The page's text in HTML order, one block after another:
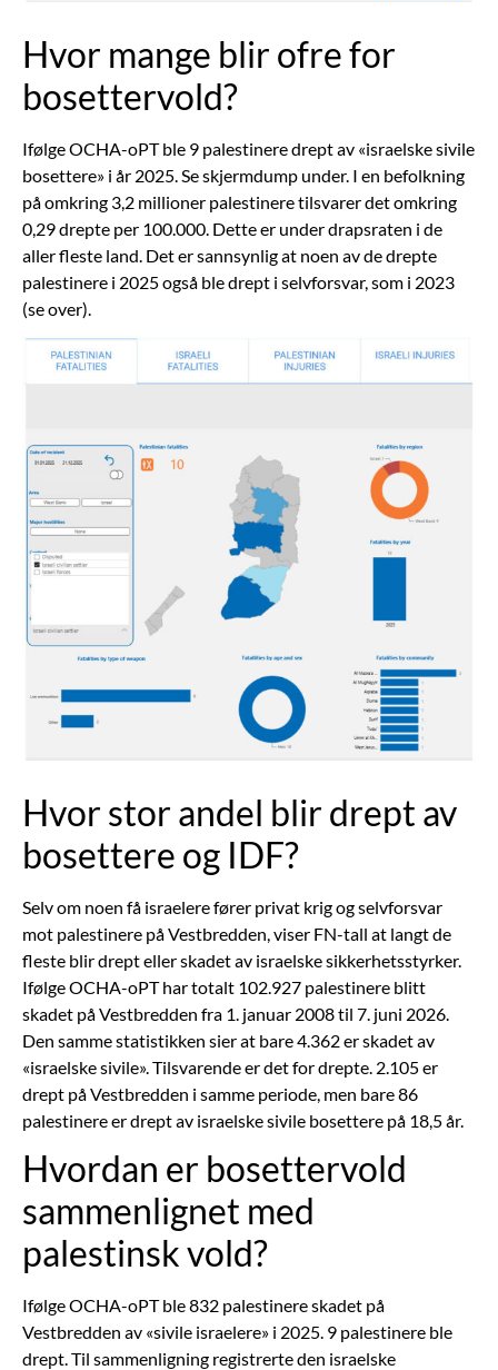
Hvor mange blir ofre for
bosettervold?
Ifølge OCHA-oPT ble 9 palestinere drept av «israelske sivile
bosettere» i år 2025. Se skjermdump under. I en befolkning
på omkring 3,2 millioner palestinere tilsvarer det omkring
0,29 drepte per 100.000. Dette er under drapsraten i de
aller fleste land. Det er sannsynlig at noen av de drepte
palestinere i 2025 også ble drept i selvforsvar, som i 2023
(se over).
Hvor stor andel blir drept av
bosettere og IDF?
Selv om noen få israelere fører privat krig og selvforsvar
mot palestinere på Vestbredden, viser FN-tall at langt de
fleste blir drept eller skadet av israelske sikkerhetsstyrker.
Ifølge OCHA-oPT har totalt 102.927 palestinere blitt
skadet på Vestbredden fra 1. januar 2008 til 7. juni 2026.
Den samme statistikken sier at bare 4.362 er skadet av
«israelske sivile». Tilsvarende er det for drepte. 2.105 er
drept på Vestbredden i samme periode, men bare 86
palestinere er drept av israelske sivile bosettere på 18,5 år.
Hvordan er bosettervold
sammenlignet med
palestinsk vold?
Ifølge OCHA-oPT ble 832 palestinere skadet på
Vestbredden av «sivile israelere» i 2025. 9 palestinere ble
drept. Til sammenligning registrerte den israelske